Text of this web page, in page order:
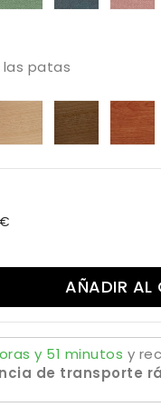
387
395
las patas
Haya
tostada
Haya
Canaletto
AÑADIR AL
y 51 minutos y
de transporte